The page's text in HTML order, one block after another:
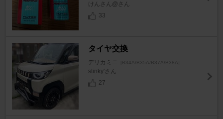
けんさん@さん
33
タイヤ交換
デリカミニ [B34A/B35A/B37A/B38A]
stinky'さん
27